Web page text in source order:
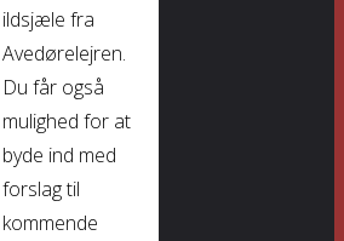
ildsjæle fra
Avedørelejren.
Du får også
mulighed for at
byde ind med
forslag til
kommende